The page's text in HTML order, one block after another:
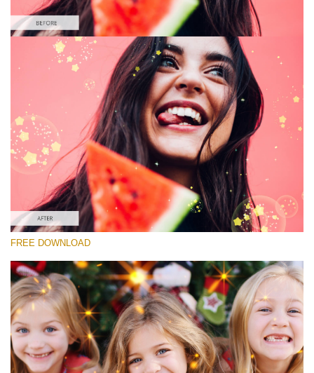
Please select
Free Sparkle Overlay #4
Sparkle Effect
Free download
FREE DOWNLOAD